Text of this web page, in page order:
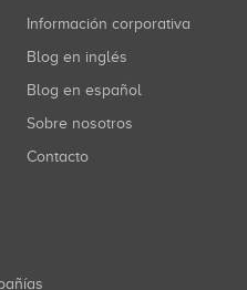
Información corporativa
Blog en inglés
Blog en español
Sobre nosotros
Contacto